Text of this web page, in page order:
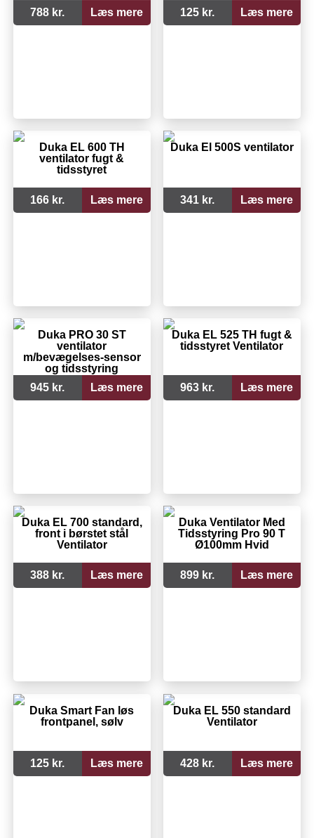
788 kr. Læs mere 125 kr. Læs mere
Duka EL 600 TH
ventilator fugt &
tidsstyret
166 kr. Læs mere
Duka El 500S ventilator
341 kr. Læs mere
Duka PRO 30 ST
ventilator
m/bevægelses-sensor
og tidsstyring
945 kr.
Læs mere
Duka EL 525 TH fugt &
tidsstyret Ventilator
963 kr. Læs mere
Duka EL 700 standard,
front i børstet stål
Ventilator
388 kr. Læs mere
Duka Ventilator Med
Tidsstyring Pro 90 T
Ø100mm Hvid
899 kr. Læs mere
Duka Smart Fan løs
frontpanel, sølv
125 kr. Læs mere
Duka EL 550 standard
Ventilator
428 kr. Læs mere